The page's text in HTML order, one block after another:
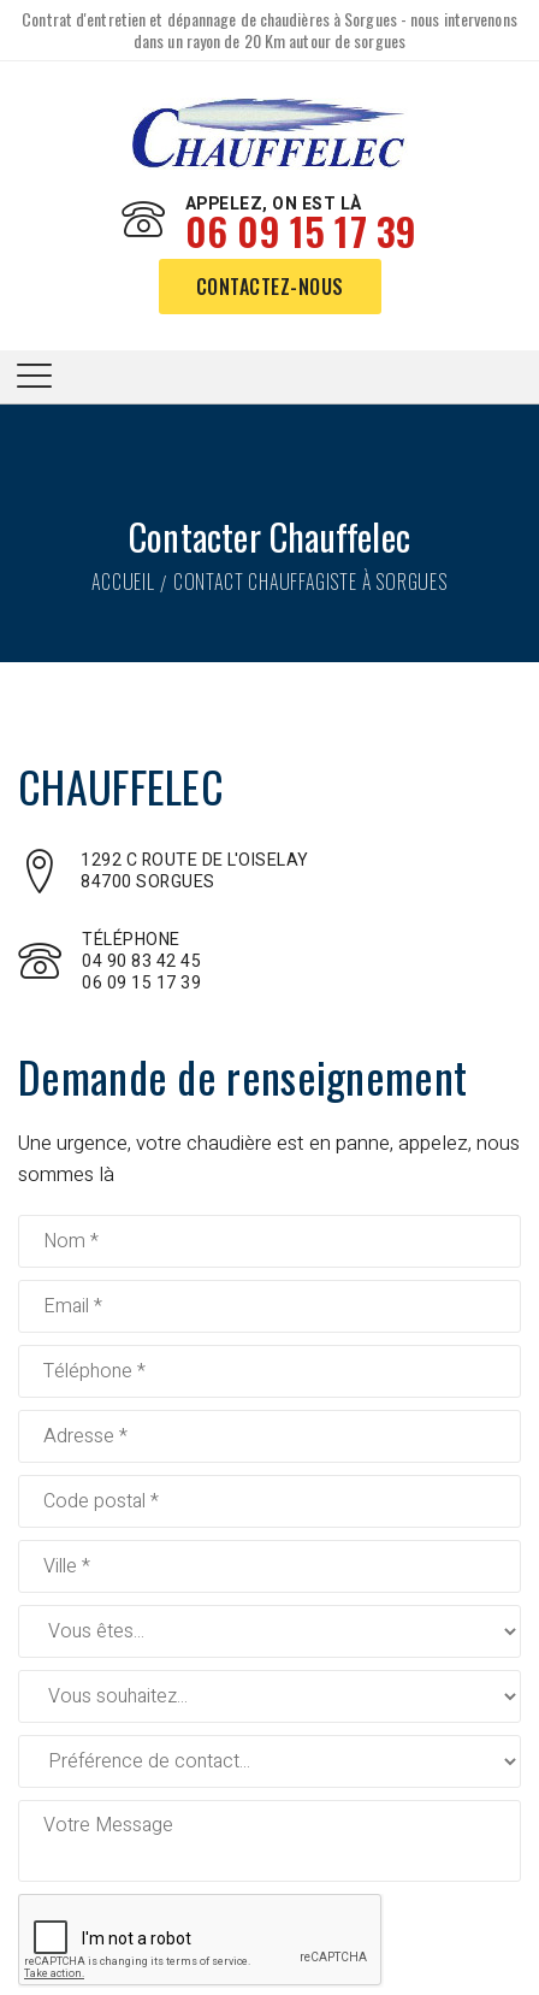
Contrat d'entretien et dépannage de chaudières à Sorgues - nous intervenons
dans un rayon de 20 Km autour de sorgues
APPELEZ, ON EST LÀ
06 09 15 17 39
CONTACTEZ-NOUS
Contacter Chauffelec
ACCUEIL CONTACT CHAUFFAGISTE À SORGUES
CHAUFFELEC
1292 C ROUTE DE L'OISELAY
84700 SORGUES
TÉLÉPHONE
04 90 83 42 45
06 09 15 17 39
Demande de renseignement
Une urgence, votre chaudière est en panne, appelez, nous
sommes là